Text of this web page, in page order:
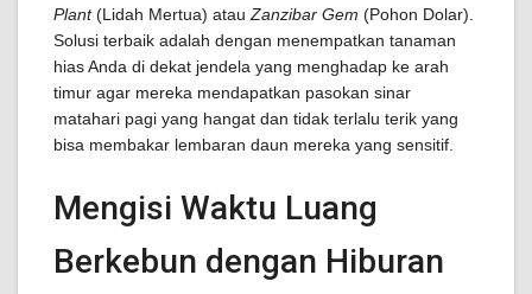
Plant(Lidah Mertua) atau Zanzibar Gem (Pohon Dolar).
Solusi terbaik adalah dengan menempatkan tanaman
hias Anda di dekat jendela yang menghadap ke arah
timur agar mereka mendapatkan pasokan sinar
matahari pagi yang hangat dan tidak terlalu terik yang
bisa membakar lembaran daun mereka yang sensitif.
Mengisi Waktu Luang
Berkebun dengan Hiburan